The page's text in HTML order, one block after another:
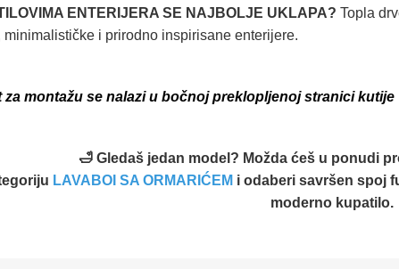
ENTERIJERA SE NAJBOLJE UKLAPA? Topla
minimalističke i prirodno inspirisane enterijere.
za montažu se nalazi u bočnoj preklopljenoj stranici kutije
🛁 Gledaš jedan model? Možda ćeš u ponudi
LAVABOI SA ORMARIĆEM i odaberi savršen spoj
moderno kupatilo.